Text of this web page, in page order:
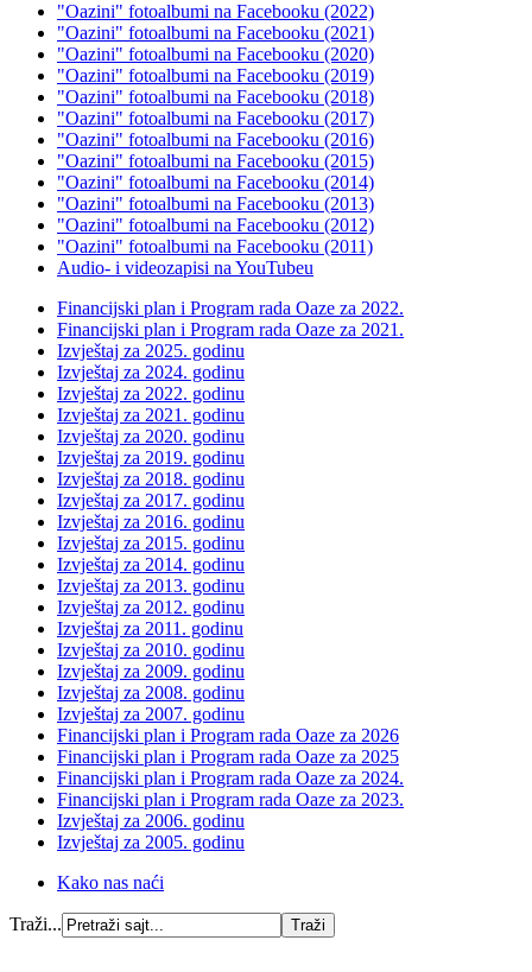
"Oazini" fotoalbumi na Facebooku (2022)
"Oazini" fotoalbumi na Facebooku (2021)
"Oazini" fotoalbumi na Facebooku (2020)
"Oazini" fotoalbumi na Facebooku (2019)
"Oazini" fotoalbumi na Facebooku (2018)
"Oazini" fotoalbumi na Facebooku (2017)
"Oazini" fotoalbumi na Facebooku (2016)
"Oazini" fotoalbumi na Facebooku (2015)
"Oazini" fotoalbumi na Facebooku (2014)
"Oazini" fotoalbumi na Facebooku (2013)
"Oazini" fotoalbumi na Facebooku (2012)
"Oazini" fotoalbumi na Facebooku (2011)
Audio- i videozapisi na YouTubeu
Financijski plan i Program rada Oaze za 2022.
Financijski plan i Program rada Oaze za 2021.
Izvještaj za 2025. godinu
Izvještaj za 2024. godinu
Izvještaj za 2022. godinu
Izvještaj za 2021. godinu
Izvještaj za 2020. godinu
Izvještaj za 2019. godinu
Izvještaj za 2018. godinu
Izvještaj za 2017. godinu
Izvještaj za 2016. godinu
Izvještaj za 2015. godinu
Izvještaj za 2014. godinu
Izvještaj za 2013. godinu
Izvještaj za 2012. godinu
Izvještaj za 2011. godinu
Izvještaj za 2010. godinu
Izvještaj za 2009. godinu
Izvještaj za 2008. godinu
Izvještaj za 2007. godinu
Financijski plan i Program rada Oaze za 2026
Financijski plan i Program rada Oaze za 2025
Financijski plan i Program rada Oaze za 2024.
Financijski plan i Program rada Oaze za 2023.
Izvještaj za 2006. godinu
Izvještaj za 2005. godinu
Kako nas naći
Traži...